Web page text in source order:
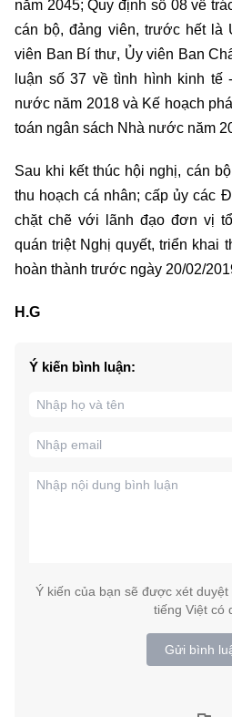
năm 2045; Quy định số 08 về
cán bộ, đảng viên, trước hết là
viên Ban Bí thư, Ủy viên Ban
luận số 37 về tình hình kinh tế
nước năm 2018 và Kế hoạch
toán ngân sách Nhà nước năm
Sau khi kết thúc hội nghị, cán
thu hoạch cá nhân; cấp ủy các
chặt chẽ với lãnh đạo đơn vị
quán triệt Nghị quyết, triển khai
hoàn thành trước ngày 20/02/
H.G
Ý kiến bình luận:
Ý kiến của bạn sẽ được xét
tiếng Việt có
Gửi bình